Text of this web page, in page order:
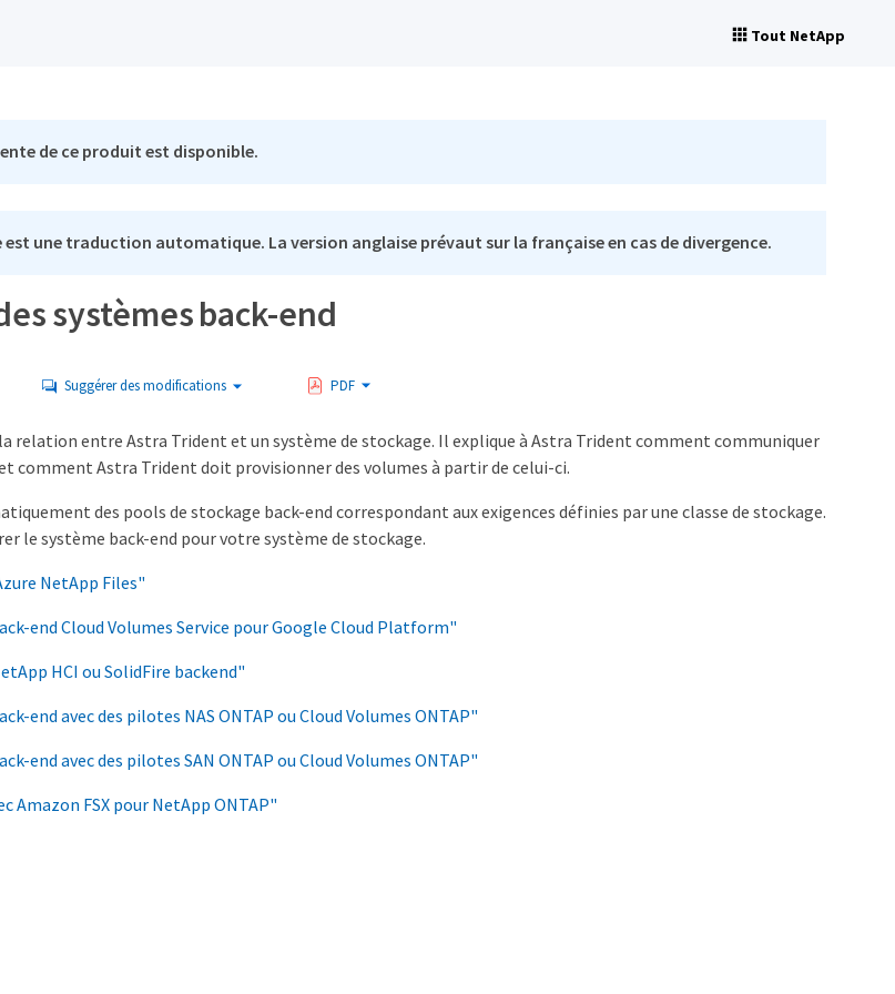
Tout NetApp
de ce produit est disponible.
est une traduction automatique. La version anglaise prévaut sur la française en cas de divergence.
systèmes back-end
Suggérer des modifications PDF
relation entre Astra Trident et un système de stockage. Il explique à Astra Trident comment communiquer
comment Astra Trident doit provisionner des volumes à partir de celui-ci.
des pools de stockage back-end correspondant aux exigences définies par une classe de stockage.
le système back-end pour votre système de stockage.
NetApp Files"
end Cloud Volumes Service pour Google Cloud Platform"
HCI ou SolidFire backend"
end avec des pilotes NAS ONTAP ou Cloud Volumes ONTAP"
end avec des pilotes SAN ONTAP ou Cloud Volumes ONTAP"
Amazon FSX pour NetApp ONTAP"